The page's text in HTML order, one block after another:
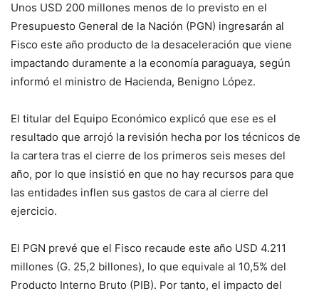
Unos USD 200 millones menos de lo previsto en el
Presupuesto General de la Nación (PGN) ingresarán al
Fisco este año producto de la desaceleración que viene
impactando duramente a la economía paraguaya, según
informó el ministro de Hacienda, Benigno López.
El titular del Equipo Económico explicó que ese es el
resultado que arrojó la revisión hecha por los técnicos de
la cartera tras el cierre de los primeros seis meses del
año, por lo que insistió en que no hay recursos para que
las entidades inflen sus gastos de cara al cierre del
ejercicio.
El PGN prevé que el Fisco recaude este año USD 4.211
millones (G. 25,2 billones), lo que equivale al 10,5% del
Producto Interno Bruto (PIB). Por tanto, el impacto del